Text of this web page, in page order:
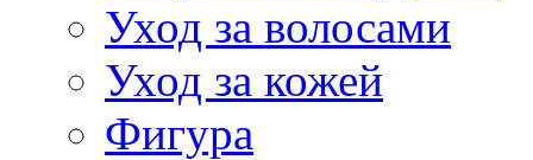
Уход за волосами
Уход за кожей
Фигура